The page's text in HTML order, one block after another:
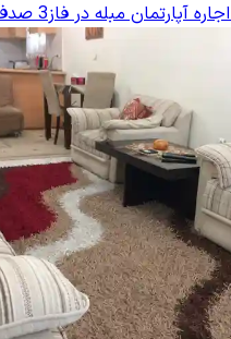
اجاره آپارتمان مبله در فاز3 صدف کیش - مدیران